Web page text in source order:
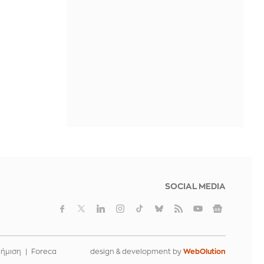
SOCIAL MEDIA
Foreca design & development by WebOlution